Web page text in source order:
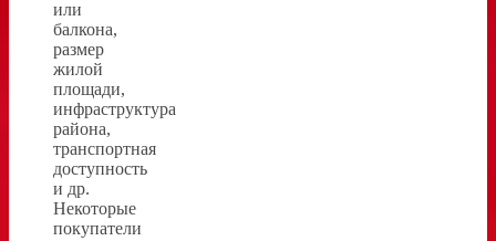
или
балкона,
размер
жилой
площади,
инфраструктура
района,
транспортная
доступность
и др.
Некоторые
покупатели